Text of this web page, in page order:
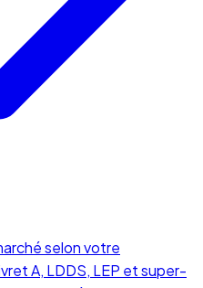
selon votre
A, LDDS, LEP et super-